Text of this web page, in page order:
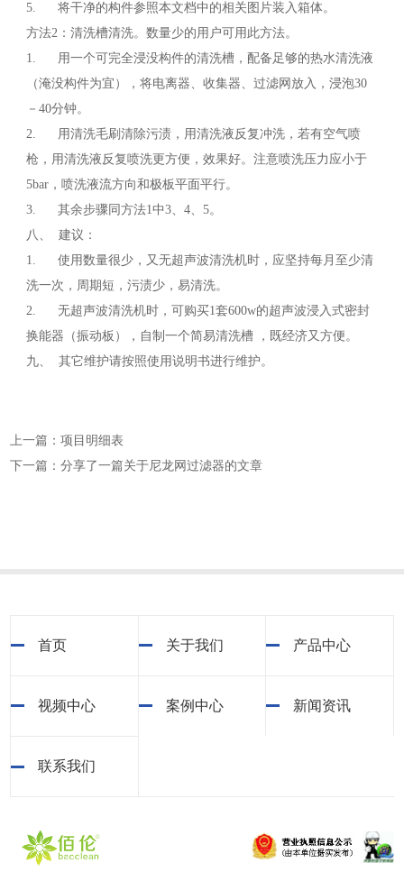
5. 将干净的构件参照本文档中的相关图片装入箱体。
方法2：清洗槽清洗。数量少的用户可用此方法。
1. 用一个可完全浸没构件的清洗槽，配备足够的热水清洗液
（淹没构件为宜），将电离器、收集器、过滤网放入，浸泡30
－40分钟。
2. 用清洗毛刷清除污渍，用清洗液反复冲洗，若有空气喷
枪，用清洗液反复喷洗更方便，效果好。注意喷洗压力应小于
5bar，喷洗液流方向和极板平面平行。
3. 其余步骤同方法1中3、4、5。
八、 建议：
1. 使用数量很少，又无超声波清洗机时，应坚持每月至少清
洗一次，周期短，污渍少，易清洗。
2. 无超声波清洗机时，可购买1套600w的超声波浸入式密封
换能器（振动板），自制一个简易清洗槽 ，既经济又方便。
九、 其它维护请按照使用说明书进行维护。
上一篇：项目明细表
下一篇：分享了一篇关于尼龙网过滤器的文章
首页 关于我们 产品中心
视频中心 案例中心 新闻资讯
联系我们